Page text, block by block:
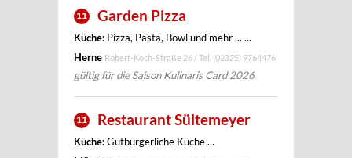
11 Garden Pizza
Küche: Pizza, Pasta, Bowl und mehr ... ...
Herne Robert-Koch-Straße 26 / Tel. (02325) 9764476
gültig für die Saison Kulinaris Card 2026
11 Restaurant Sültemeyer
Küche:Gutbürgerliche Küche ...